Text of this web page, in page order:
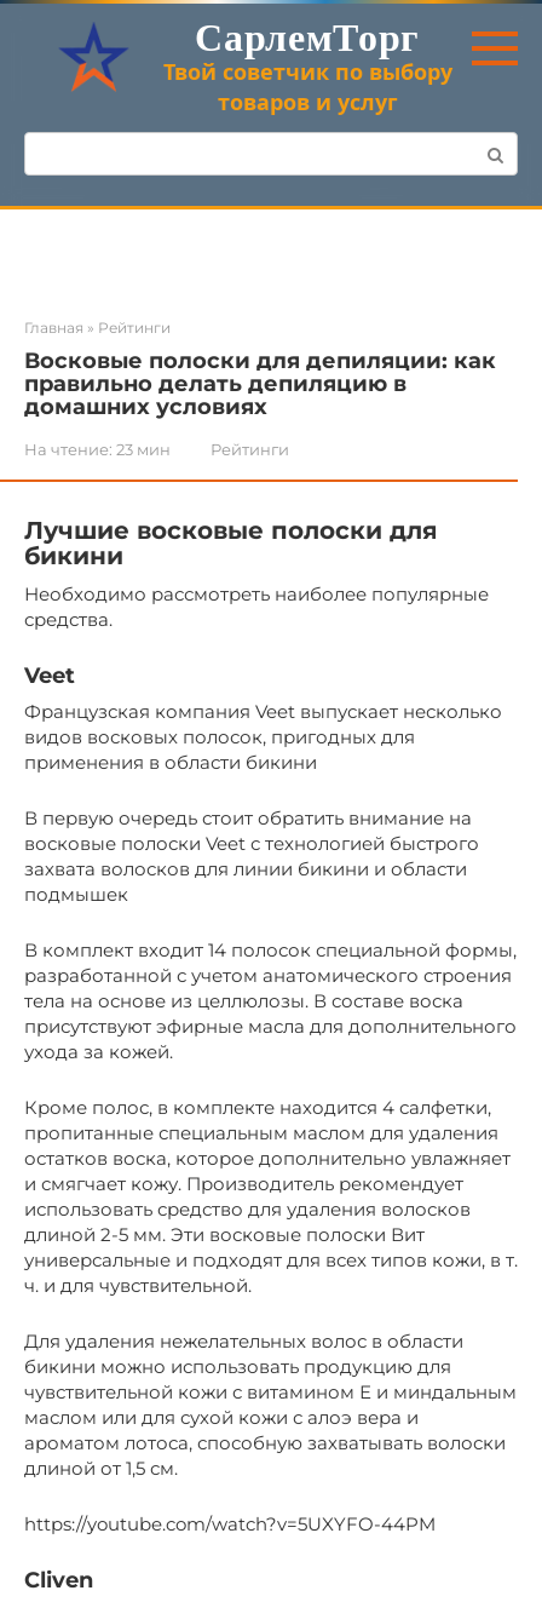
Перейти
контенту
СарлемТорг
Твой советчик по выбору
товаров и услуг
Поиск:
Главная » Рейтинги
Восковые полоски для депиляции: как
правильно делать депиляцию в
домашних условиях
На чтение: 23 мин Рейтинги
Лучшие восковые полоски для
бикини
Необходимо рассмотреть наиболее популярные
средства.
Veet
Французская компания Veet выпускает несколько
видов восковых полосок, пригодных для
применения в области бикини
В первую очередь стоит обратить внимание на
восковые полоски Veet с технологией быстрого
захвата волосков для линии бикини и области
подмышек
В комплект входит 14 полосок специальной формы,
разработанной с учетом анатомического строения
тела на основе из целлюлозы. В составе воска
присутствуют эфирные масла для дополнительного
ухода за кожей.
Кроме полос, в комплекте находится 4 салфетки,
пропитанные специальным маслом для удаления
остатков воска, которое дополнительно увлажняет
и смягчает кожу. Производитель рекомендует
использовать средство для удаления волосков
длиной 2-5 мм. Эти восковые полоски Вит
универсальные и подходят для всех типов кожи, в т.
ч. и для чувствительной.
Для удаления нежелательных волос в области
бикини можно использовать продукцию для
чувствительной кожи с витамином Е и миндальным
маслом или для сухой кожи с алоэ вера и
ароматом лотоса, способную захватывать волоски
длиной от 1,5 см.
https://youtube.com/watch?v=5UXYFO-44PM
Cliven